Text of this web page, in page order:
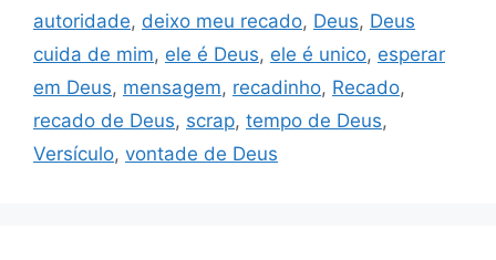
autoridade, deixo meu recado, Deus, Deus
cuida de mim, ele é Deus, ele é unico, esperar
em Deus, mensagem, recadinho, Recado,
recado de Deus, scrap, tempo de Deus,
Versículo, vontade de Deus